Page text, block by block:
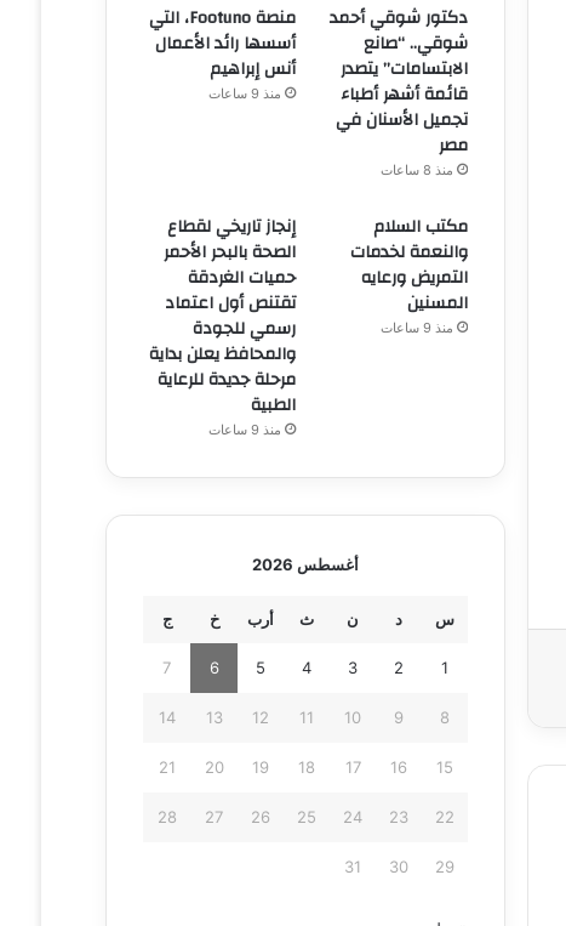
دكتور شوقي أحمد
شوقي.. “صانع
الابتسامات” يتصدر
قائمة أشهر أطباء
تجميل الأسنان في
مصر
منذ 8 ساعات
منصة Footuno، التي
أسسها رائد الأعمال
أنس إبراهيم
منذ 9 ساعات
مكتب السلام
والنعمة لخدمات
التمريض ورعايه
المسنين
منذ 9 ساعات
إنجاز تاريخي لقطاع
الصحة بالبحر الأحمر
حميات الغردقة
تقتنص أول اعتماد
رسمي للجودة
والمحافظ يعلن بداية
مرحلة جديدة للرعاية
الطبية
منذ 9 ساعات
أغسطس 2026
س د ن ث أرب خ ج
1
2
3
4
5
6
7
8
9
10
11
12
13
14
15
16
17
18
19
20
21
22
23
24
25
26
27
28
29
30
31